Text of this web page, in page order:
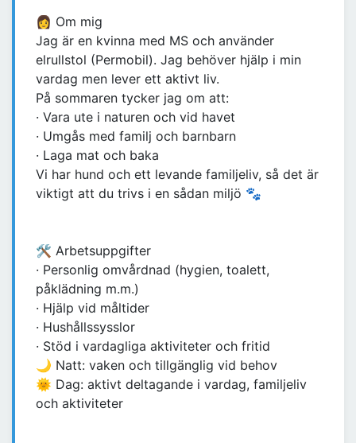
👩 Om mig
Jag är en kvinna med MS och använder
elrullstol (Permobil). Jag behöver hjälp i min
vardag men lever ett aktivt liv.
På sommaren tycker jag om att:
· Vara ute i naturen och vid havet
· Umgås med familj och barnbarn
· Laga mat och baka
Vi har hund och ett levande familjeliv, så det är
viktigt att du trivs i en sådan miljö 🐾
🛠 Arbetsuppgifter
· Personlig omvårdnad (hygien, toalett,
påklädning m.m.)
· Hjälp vid måltider
· Hushållssysslor
· Stöd i vardagliga aktiviteter och fritid
🌙 Natt: vaken och tillgänglig vid behov
🌞 Dag: aktivt deltagande i vardag, familjeliv
och aktiviteter